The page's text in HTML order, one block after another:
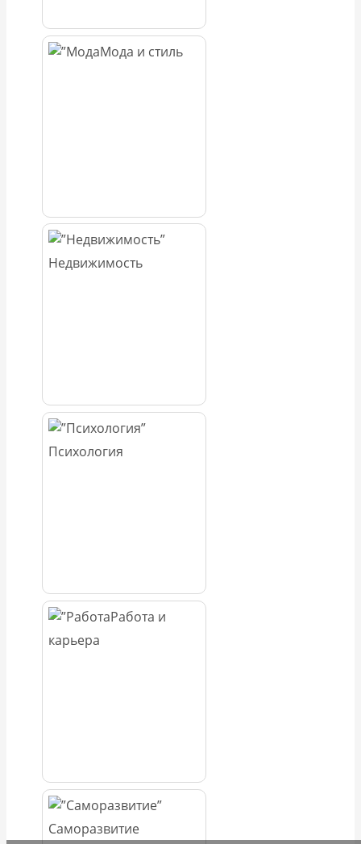
Мода и стиль
Недвижимость
Психология
Работа и
карьера
Саморазвитие